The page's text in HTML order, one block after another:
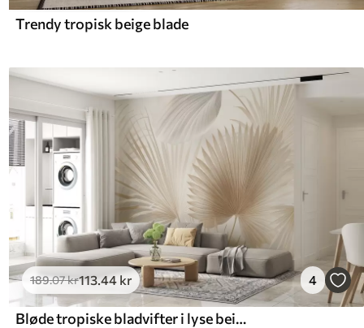
Trendy tropisk beige blade
189.07kr113.44 kr 4
Bløde tropiske bladvifter i lyse beige og blålige toner